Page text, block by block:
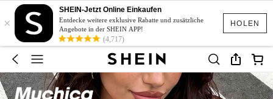
HOLEN
×
SHEIN-Jetzt Online Einkaufen
Entdecke weitere exklusive Rabatte und zusätzliche
Angebote in der SHEIN APP!
(4,717)